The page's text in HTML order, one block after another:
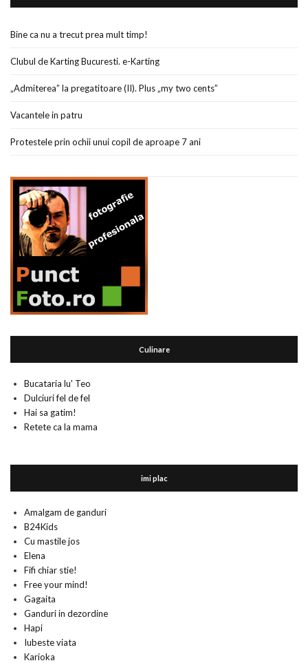
Bine ca nu a trecut prea mult timp!
Clubul de Karting Bucuresti. e-Karting
„Admiterea” la pregatitoare (II). Plus „my two cents”
Vacantele in patru
Protestele prin ochii unui copil de aproape 7 ani
Culinare
Bucataria lu' Teo
Dulciuri fel de fel
Hai sa gatim!
Retete ca la mama
imi plac
Amalgam de ganduri
B24Kids
Cu mastile jos
Elena
Fifi chiar stie!
Free your mind!
Gagaita
Ganduri in dezordine
Hapi
Iubeste viata
Karioka